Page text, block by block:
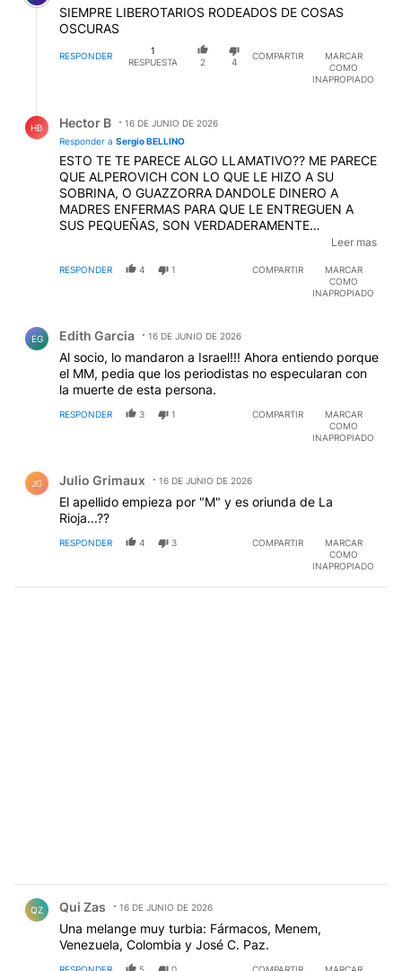
SIEMPRE LIBEROTARIOS RODEADOS DE COSAS
OSCURAS
RESPONDER
1
RESPUESTA
2 4
COMPARTIR
MARCAR
COMO
INAPROPIADO
HB Hector B
16 DE JUNIO DE 2026
Responder a Sergio BELLINO
ESTO TE TE PARECE ALGO LLAMATIVO?? ME PARECE
QUE ALPEROVICH CON LO QUE LE HIZO A SU
SOBRINA, O GUAZZORRA DANDOLE DINERO A
MADRES ENFERMAS PARA QUE LE ENTREGUEN A
SUS PEQUEÑAS, SON VERDADERAMENTE
OSCURAS... PERO SIN SENTIDO COMUN, QUE TE LO
JEJE
EDITADO
Leer mas
RESPONDER 4 1 COMPARTIR
MARCAR
COMO
INAPROPIADO
EG Edith Garcia 16 DE JUNIO DE 2026
Al socio, lo mandaron a Israel!!! Ahora entiendo porque
el MM, pedia que los periodistas no especularan con
la muerte de esta persona.
RESPONDER 3 1 COMPARTIR
MARCAR
COMO
INAPROPIADO
JG Julio Grimaux 16 DE JUNIO DE 2026
El apellido empieza por "M" y es oriunda de La
Rioja...??
RESPONDER 4 3 COMPARTIR
MARCAR
COMO
INAPROPIADO
QZ Qui Zas 16 DE JUNIO DE 2026
Una melange muy turbia: Fármacos, Menem,
Venezuela, Colombia y José C. Paz.